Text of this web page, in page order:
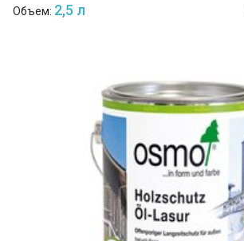
Объем: 2,5 л